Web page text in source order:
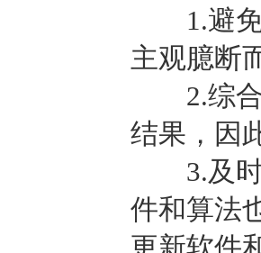
1.避免
主观臆断
2.综合
结果，因
3.及时
件和算法